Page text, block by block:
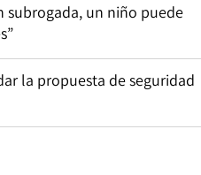
subrogada, un niño puede
la propuesta de seguridad